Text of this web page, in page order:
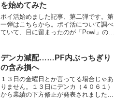
を始めてみた
ポイ活始めました記事、第二弾です。第
一弾はこちらから。ポイ活について調べ
ていて、目に留まったのが「Powl」のチ
う？と気になったのでインストールして
みました。Powlの...
デンカ減配……PF内ぶっちぎり
の含み損へ
１３日の金曜日とか言ってる場合じゃあ
りません。１３日にデンカ（４０６１）
から業績の下方修正が発表されました。